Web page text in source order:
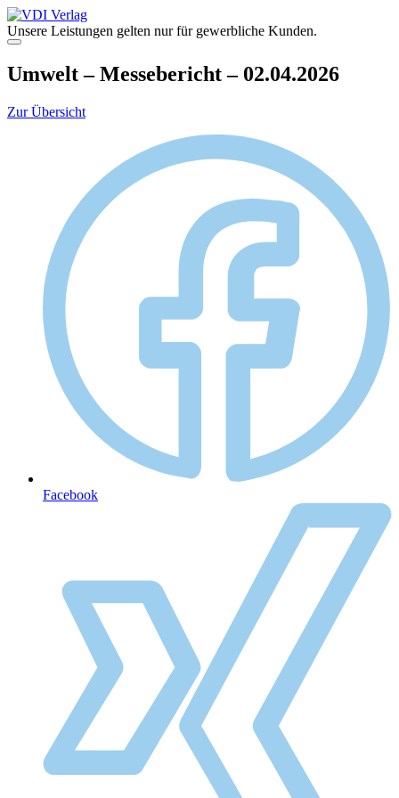
Zum
Inhalt
springen
Unsere Leistungen gelten nur für gewerbliche Kunden.
Menü
Umwelt – Messebericht – 02.04.2026
Zur Übersicht
Facebook